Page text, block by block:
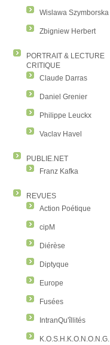
Wislawa Szymborska
Zbigniew Herbert
PORTRAIT & LECTURE
CRITIQUE
Claude Darras
Daniel Grenier
Philippe Leuckx
Vaclav Havel
PUBLIE.NET
Franz Kafka
REVUES
Action Poétique
cipM
Diérèse
Diptyque
Europe
Fusées
IntranQu'îllités
K.O.S.H.K.O.N.O.N.G.